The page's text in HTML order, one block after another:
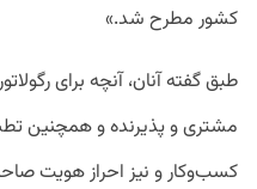
کشور مطرح شد.»
طبق گفته آنان، آنچه برای
مشتری و پذیرنده و همچنین
کسب‌وکار و نیز احراز هویت